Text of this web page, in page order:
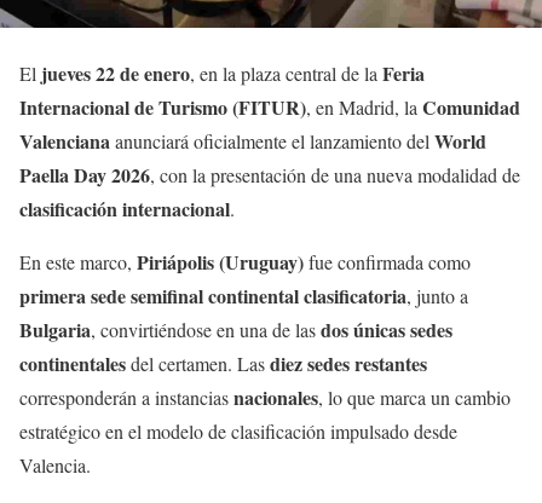
El jueves 22 de enero, en la plaza central de la Feria
Internacional de Turismo (FITUR), en Madrid, la Comunidad
Valencianaanunciará oficialmente el lanzamiento del World
Paella Day 2026, con la presentación de una nueva modalidad de
clasificación internacional.
En este marco, Piriápolis (Uruguay)fue confirmada como
primera sede semifinal continental clasificatoria, junto a
Bulgaria, convirtiéndose en una de lasdos únicas sedes
continentalesdel certamen. Lasdiez sedes restantes
corresponderán a instanciasnacionales, lo que marca un cambio
estratégico en el modelo de clasificación impulsado desde
Valencia.